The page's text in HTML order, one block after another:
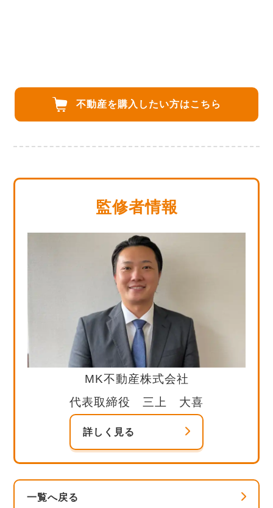
不動産を購入したい方はこちら
監修者情報
MK不動産株式会社
代表取締役 三上 大喜
詳しく見る
一覧へ戻る